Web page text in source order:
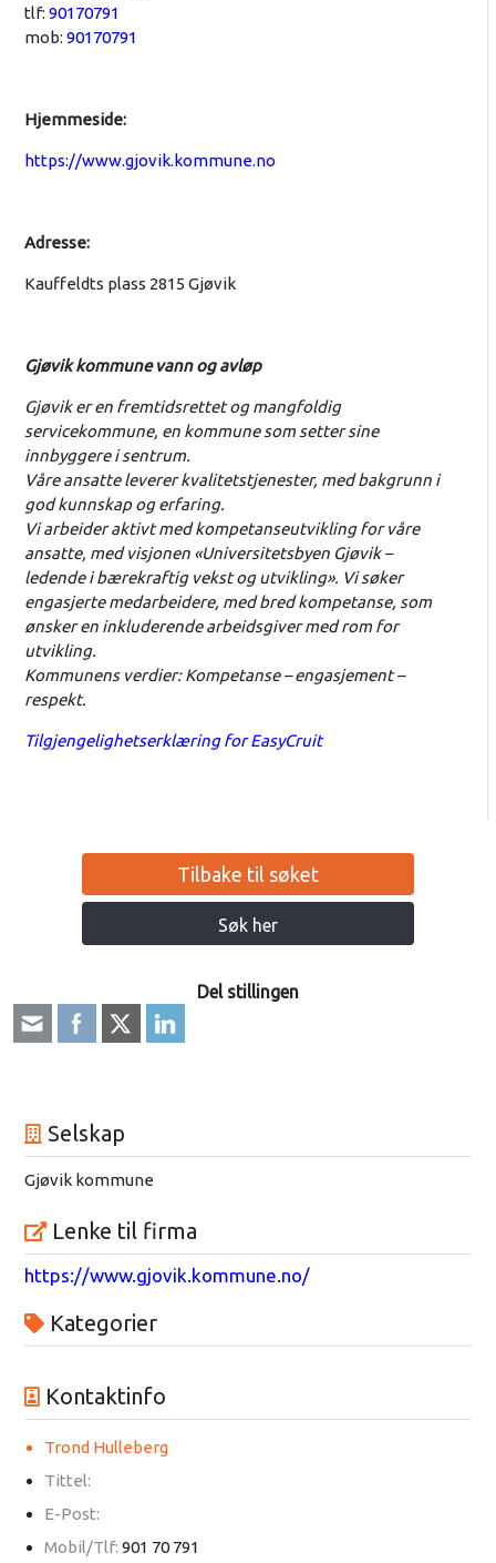
tlf: 90170791
mob: 90170791
Hjemmeside:
https://www.gjovik.kommune.no
Adresse:
Kauffeldts plass 2815 Gjøvik
Gjøvik kommune vann og avløp
Gjøvik er en fremtidsrettet og mangfoldig
servicekommune, en kommune som setter sine
innbyggere i sentrum.
Våre ansatte leverer kvalitetstjenester, med bakgrunn i
god kunnskap og erfaring.
Vi arbeider aktivt med kompetanseutvikling for våre
ansatte, med visjonen «Universitetsbyen Gjøvik –
ledende i bærekraftig vekst og utvikling». Vi søker
engasjerte medarbeidere, med bred kompetanse, som
ønsker en inkluderende arbeidsgiver med rom for
utvikling.
Kommunens verdier: Kompetanse – engasjement –
respekt.
Tilgjengelighetserklæring for EasyCruit
Tilbake til søket
Søk her
Del stillingen
Selskap
Gjøvik kommune
Lenke til firma
https://www.gjovik.kommune.no/
Kategorier
Kontaktinfo
Trond Hulleberg
Tittel:
E-Post:
Mobil/Tlf: 901 70 791